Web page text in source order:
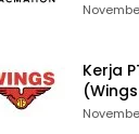
Kerja